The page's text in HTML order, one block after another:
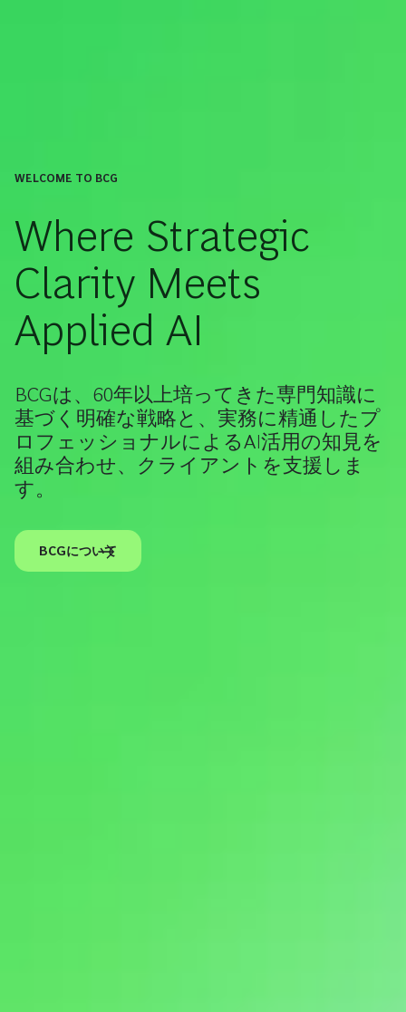
WELCOME TO BCG
Where Strategic
Clarity Meets
Applied AI
BCGは、60年以上培ってきた専門知識に
基づく明確な戦略と、実務に精通したプ
ロフェッショナルによるAI活用の知見を
組み合わせ、クライアントを支援しま
す。
BCGについて